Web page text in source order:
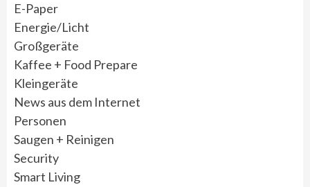
E-Paper
Energie/Licht
Großgeräte
Kaffee + Food Prepare
Kleingeräte
News aus dem Internet
Personen
Saugen + Reinigen
Security
Smart Living